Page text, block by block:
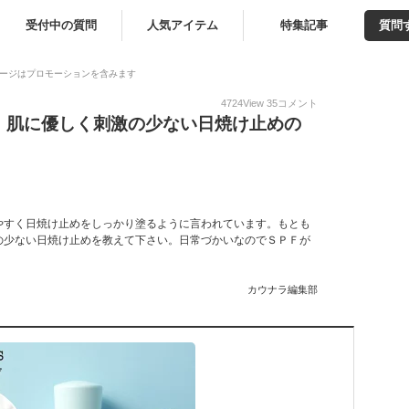
受付中の質問 人気アイテム 特集記事 質問
ジはプロモーションを含みます
4724View 35コメント
に優しく刺激の少ない日焼け止めの
く日焼け止めをしっかり塗るように言われています。もとも
ない日焼け止めを教えて下さい。日常づかいなのでＳＰＦが
カウナラ編集部